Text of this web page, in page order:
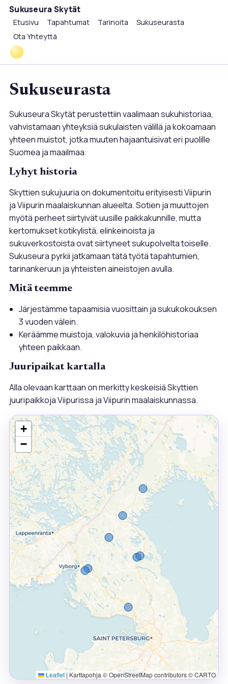
Sukuseura Skytät
Etusivu Tapahtumat Tarinoita
Sukuseurasta
Ota Yhteyttä
Sukuseurasta
Sukuseura Skytät perustettiin vaalimaan sukuhistoriaa,
vahvistamaan yhteyksiä sukulaisten välillä ja kokoamaan
yhteen muistot, jotka muuten hajaantuisivat eri puolille
Suomea ja maailmaa.
Lyhyt historia
Skyttien sukujuuria on dokumentoitu erityisesti Viipurin
ja Viipurin maalaiskunnan alueelta. Sotien ja muuttojen
myötä perheet siirtyivät uusille paikkakunnille, mutta
kertomukset kotikylistä, elinkeinoista ja
sukuverkostoista ovat siirtyneet sukupolvelta toiselle.
Sukuseura pyrkii jatkamaan tätä työtä tapahtumien,
tarinankeruun ja yhteisten aineistojen avulla.
Mitä teemme
Järjestämme tapaamisia vuosittain ja sukukokouksen
3 vuoden välein.
Keräämme muistoja, valokuvia ja henkilöhistoriaa
yhteen paikkaan.
Juuripaikat kartalla
Alla olevaan karttaan on merkitty keskeisiä Skyttien
juuripaikkoja Viipurissa ja Viipurin maalaiskunnassa.
+
−
Leaflet | Karttapohja © OpenStreetMap contributors © CARTO